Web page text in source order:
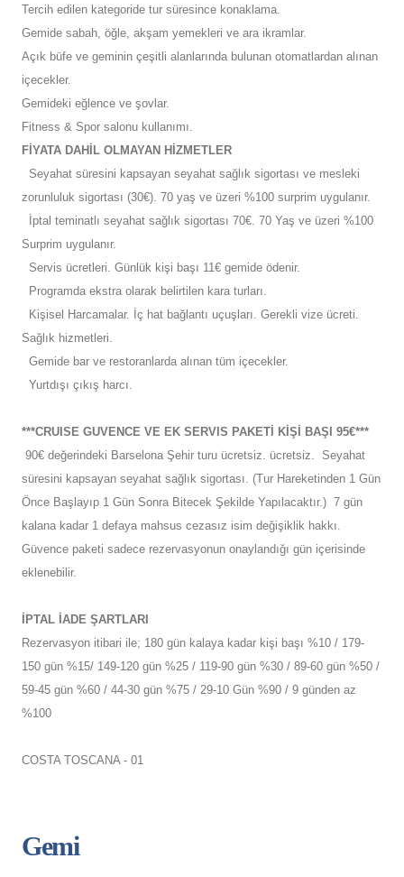
Tercih edilen kategoride tur süresince konaklama.
Gemide sabah, öğle, akşam yemekleri ve ara ikramlar.
Açık büfe ve geminin çeşitli alanlarında bulunan otomatlardan alınan
içecekler.
Gemideki eğlence ve şovlar.
Fitness & Spor salonu kullanımı.
FİYATA DAHİL OLMAYAN HİZMETLER
Seyahat süresini kapsayan seyahat sağlık sigortası ve mesleki
zorunluluk sigortası (30€). 70 yaş ve üzeri %100 surprim uygulanır.
İptal teminatlı seyahat sağlık sigortası 70€. 70 Yaş ve üzeri %100
Surprim uygulanır.
Servis ücretleri. Günlük kişi başı 11€ gemide ödenir.
Programda ekstra olarak belirtilen kara turları.
Kişisel Harcamalar. İç hat bağlantı uçuşları. Gerekli vize ücreti.
Sağlık hizmetleri.
Gemide bar ve restoranlarda alınan tüm içecekler.
Yurtdışı çıkış harcı.
***CRUISE GUVENCE VE EK SERVIS PAKETİ KİŞİ BAŞI 95€***
90€ değerindeki Barselona Şehir turu ücretsiz. ücretsiz. Seyahat
süresini kapsayan seyahat sağlık sigortası. (Tur Hareketinden 1 Gün
Önce Başlayıp 1 Gün Sonra Bitecek Şekilde Yapılacaktır.) 7 gün
kalana kadar 1 defaya mahsus cezasız isim değişiklik hakkı.
Güvence paketi sadece rezervasyonun onaylandığı gün içerisinde
eklenebilir.
İPTAL İADE ŞARTLARI
Rezervasyon itibari ile; 180 gün kalaya kadar kişi başı %10 / 179-
150 gün %15/ 149-120 gün %25 / 119-90 gün %30 / 89-60 gün %50 /
59-45 gün %60 / 44-30 gün %75 / 29-10 Gün %90 / 9 günden az
%100
COSTA TOSCANA - 01
Gemi